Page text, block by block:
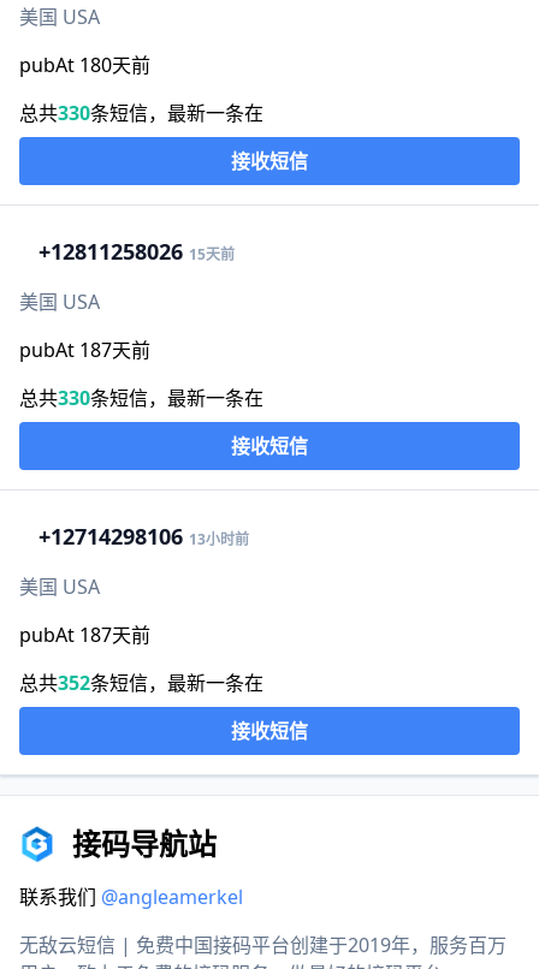
美国 USA
pubAt 180天前
总共330条短信，最新一条在
接收短信
+12811258026 15天前
美国 USA
pubAt 187天前
总共330条短信，最新一条在
接收短信
+12714298106 13小时前
美国 USA
pubAt 187天前
总共352条短信，最新一条在
接收短信
接码导航站
联系我们 @angleamerkel
无敌云短信 | 免费中国接码平台创建于2019年，服务百万